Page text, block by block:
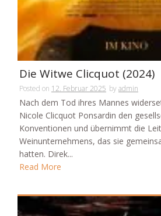
Die Witwe Clicquot (2024)
Posted on 12. Februar 2025 byadmin
Nach dem Tod ihres Mannes
Nicole Clicquot Ponsardin den
Konventionen und übernimmt die
Weinunternehmens, das sie
hatten. Direk...
Read More